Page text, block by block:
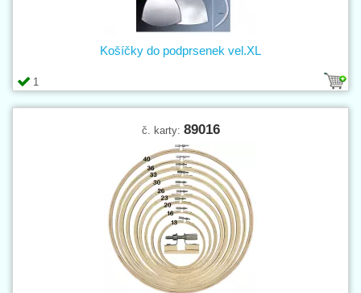
1
Košíčky do podprsenek vel.XL
č. karty: 89016